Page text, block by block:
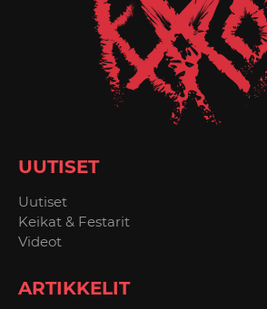
UUTISET
Uutiset
Keikat & Festarit
Videot
ARTIKKELIT